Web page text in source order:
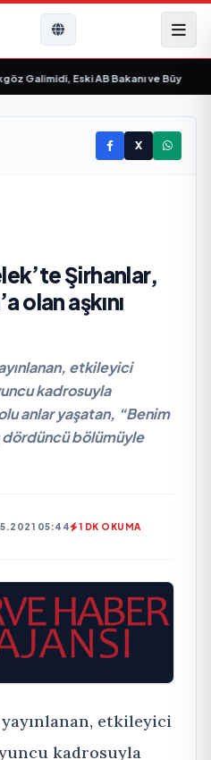
Galimidi, Eski AB Bakanı ve
X
Şirhanlar,
olan aşkını
etkileyici
kadrosuyla
anlar yaşatan, “Benim
dördüncü bölümüyle
05:44 1 DK OKUMA
etkileyici
kadrosuyla